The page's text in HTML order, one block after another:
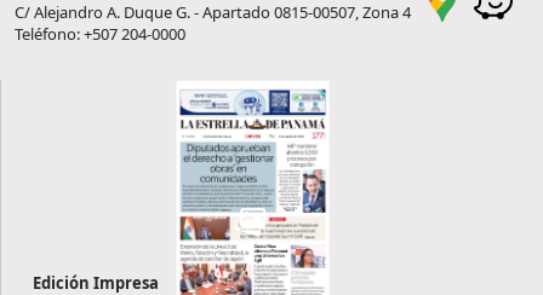
C/ Alejandro A. Duque G. - Apartado 0815-00507, Zona 4
Teléfono: +507 204-0000
Edición Impresa